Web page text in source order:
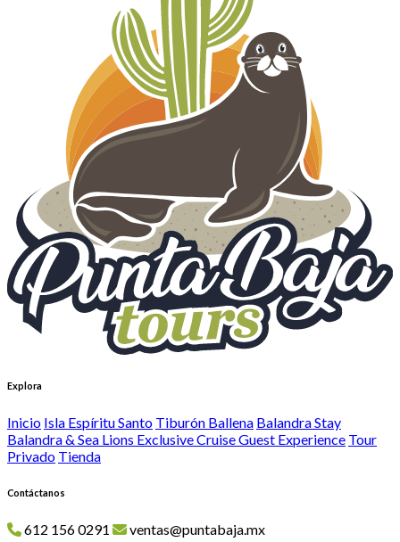
Explora
Inicio Isla Espíritu Santo Tiburón Ballena Balandra Stay
Balandra & Sea Lions Exclusive Cruise Guest Experience Tour
Privado Tienda
Contáctanos
612 156 0291 ventas@puntabaja.mx